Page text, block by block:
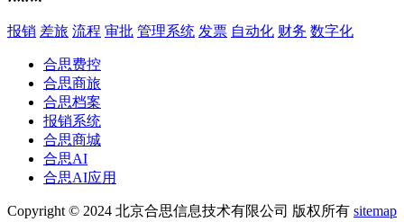
报销 差旅 流程 审批 管理系统 发票 自动化 财务 数字化
合思费控
合思商旅
合思档案
报销系统
合思商城
合思AI
合思AI应用
Copyright © 2024 北京合思信息技术有限公司 版权所有 sitemap